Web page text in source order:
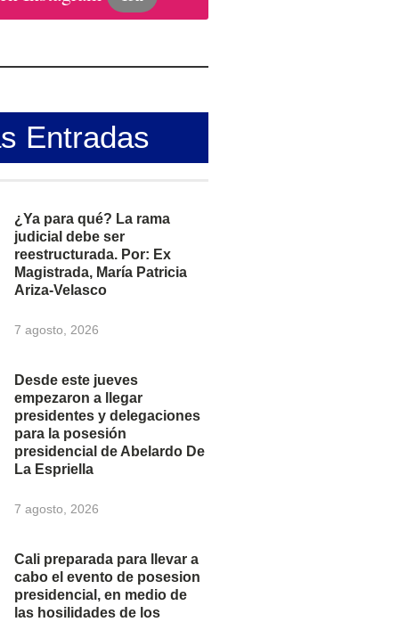
Entradas
¿Ya para qué? La rama
judicial debe ser
reestructurada. Por: Ex
Magistrada, María Patricia
Ariza-Velasco
7 agosto, 2026
Desde este jueves
empezaron a llegar
presidentes y delegaciones
para la posesión
presidencial de Abelardo De
La Espriella
7 agosto, 2026
Cali preparada para llevar a
cabo el evento de posesion
presidencial, en medio de
las hosilidades de los